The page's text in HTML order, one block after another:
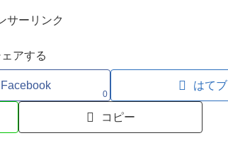
サーリンク
アする
Facebook
0
はてブ
コピー